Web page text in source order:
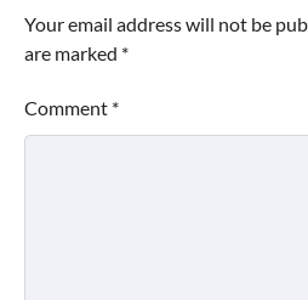
Your email address will not be
are marked *
Comment *